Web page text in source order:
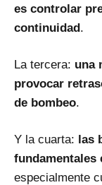
es controlar
continuidad.
La tercera: una
provocar
de bombeo.
Y la cuarta: las
fundamentales
especialmente